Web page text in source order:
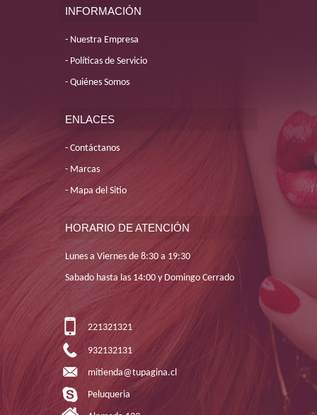
INFORMACIÓN
Nuestra Empresa
Políticas de Servicio
Quiénes Somos
ENLACES
Contáctanos
Marcas
Mapa del Sitio
HORARIO DE ATENCIÓN
Lunes a Viernes de 8:30 a 19:30
Sabado hasta las 14:00 y Domingo Cerrado
221321321
932132131
mitienda@tupagina.cl
Peluqueria